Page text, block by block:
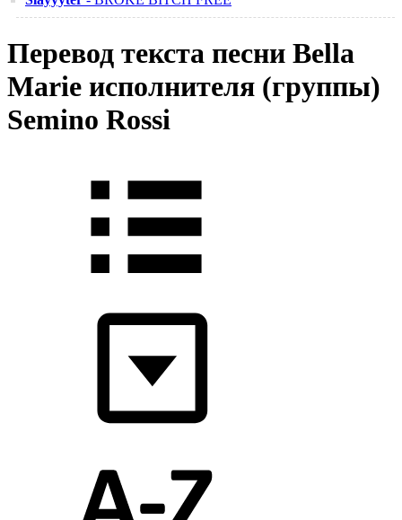
Перевод текста песни Bella
Marie исполнителя (группы)
Semino Rossi